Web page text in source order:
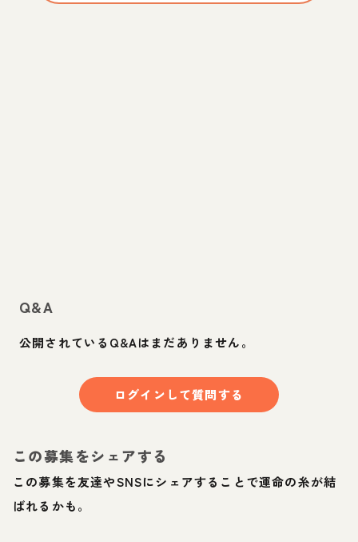
Q&A
公開されているQ&Aはまだありません。
ログインして質問する
この募集をシェアする
この募集を友達やSNSにシェアすることで運命の糸が結
ばれるかも。